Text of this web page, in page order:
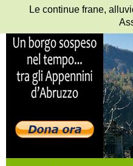
Le continue frane,